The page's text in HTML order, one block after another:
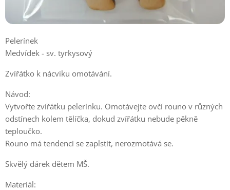
Pelerínek
Medvídek - sv. tyrkysový
Zvířátko k nácviku omotávání.
Návod:
Vytvořte zvířátku pelerínku. Omotávejte ovčí rouno v různých
odstínech kolem tělíčka, dokud zvířátku nebude pěkně
teploučko.
Rouno má tendenci se zaplstit, nerozmotává se.
Skvělý dárek dětem MŠ.
Materiál: